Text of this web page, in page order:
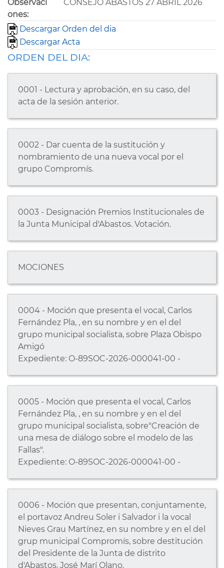
Observaci
ones:
CONSEJO ABASTOS 27 ABRIL 2026
Descargar Orden del dia
Descargar Acta
ORDEN DEL DIA:
0001 - Lectura y aprobación, en su caso, del
acta de la sesión anterior.
0002 - Dar cuenta de la sustitución y
nombramiento de una nueva vocal por el
grupo Compromís.
0003 - Designación Premios Institucionales de
la Junta Municipal d'Abastos. Votación.
MOCIONES
0004 - Moción que presenta el vocal, Carlos
Fernández Pla, , en su nombre y en el del
grupo municipal socialista, sobre Plaza Obispo
Amigó
Expediente: O-89SOC-2026-000041-00 -
0005 - Moción que presenta el vocal, Carlos
Fernández Pla, , en su nombre y en el del
grupo municipal socialista, sobre"Creación de
una mesa de diálogo sobre el modelo de las
Fallas".
Expediente: O-89SOC-2026-000041-00 -
0006 - Moción que presentan, conjuntamente,
el portavoz Andreu Soler i Salvador i la vocal
Nieves Grau Martínez, en su nombre y en el del
grup municipal Compromís, sobre destitución
del Presidente de la Junta de distrito
d'Abastos, José Marí Olano.